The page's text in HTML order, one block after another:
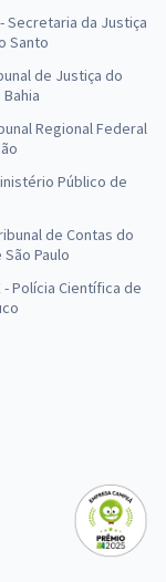
- Secretaria da Justiça
Santo
de Justiça do
Regional Federal
Público de
de Contas do
Paulo
- Polícia Científica de